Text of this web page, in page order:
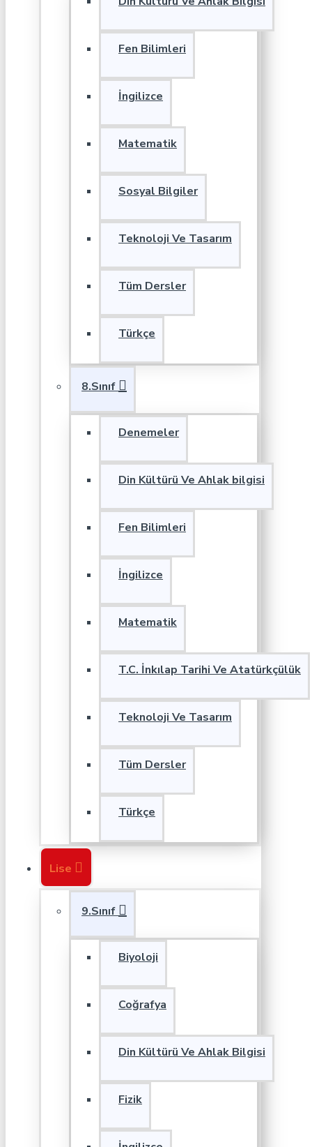
Fen Bilimleri
İngilizce
Matematik
Sosyal Bilgiler
Teknoloji Ve Tasarım
Tüm Dersler
Türkçe
8.Sınıf
Denemeler
Din Kültürü Ve Ahlak bilgisi
Fen Bilimleri
İngilizce
Matematik
T.C. İnkılap Tarihi Ve Atatürkçülük
Teknoloji Ve Tasarım
Tüm Dersler
Türkçe
Lise
9.Sınıf
Biyoloji
Coğrafya
Din Kültürü Ve Ahlak Bilgisi
Fizik